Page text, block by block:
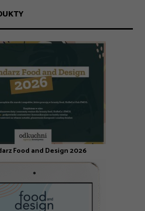
Food and Design 2026